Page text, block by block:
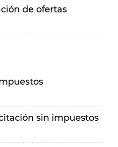
de ofertas
sin impuestos